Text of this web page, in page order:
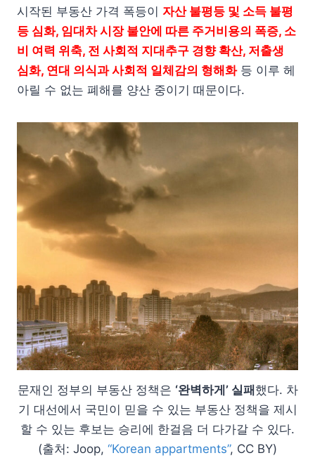
시작된 부동산 가격 폭등이 자산 불평등 및 소득 불평
등 심화, 임대차 시장 불안에 따른 주거비용의 폭증, 소
비 여력 위축, 전 사회적 지대추구 경향 확산, 저출생
심화, 연대 의식과 사회적 일체감의 형해화등 이루 헤
아릴 수 없는 폐해를 양산 중이기 때문이다.
문재인 정부의 부동산 정책은 ‘완벽하게’ 실패 했다. 차
기 대선에서 국민이 믿을 수 있는 부동산 정책을 제시
할 수 있는 후보는 승리에 한걸음 더 다가갈 수 있다.
(출처: Joop, “Korean appartments”, CC BY)